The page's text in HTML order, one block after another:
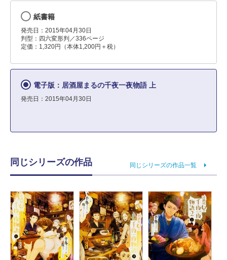
紙書籍
発売日：2015年04月30日
判型：四六変形判／336ページ
定価：1,320円（本体1,200円＋税）
電子版：居酒屋まるの千夜一夜物語 上
発売日：2015年04月30日
同じシリーズの作品 同じシリーズの作品一覧